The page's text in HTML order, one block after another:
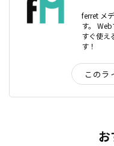
ferret メ
す。
すぐ使え
す！
このラ